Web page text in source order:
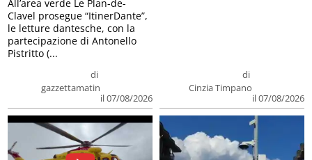
di
gazzettamatin
il 07/08/2026
All’area verde Le Plan-de-
Clavel prosegue “ItinerDante”,
le letture dantesche, con la
partecipazione di Antonello
Pistritto (...
di
Cinzia Timpano
il 07/08/2026